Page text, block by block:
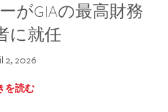
がGIAの最高財務
に就任
2, 2026
を読む